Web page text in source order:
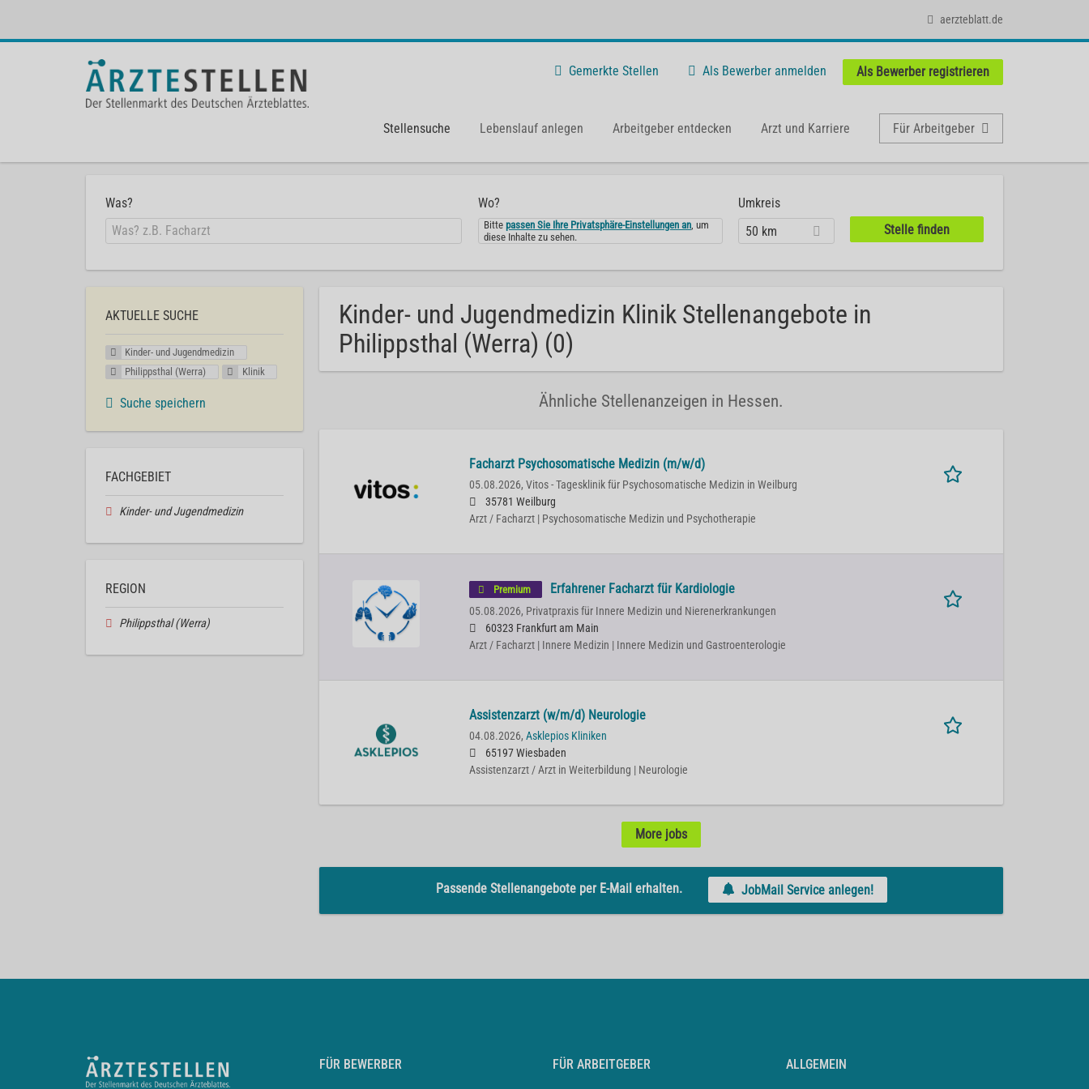
aerzteblatt.de
Gemerkte Stellen Als Bewerber anmelden Als Bewerber registrieren
Stellensuche Lebenslauf anlegen Arbeitgeber entdecken Arzt und Karriere Für Arbeitgeber
Was? Wo?
Bittepassen Sie Ihre Privatsphäre-Einstellungen an, um
diese Inhalte zu sehen.
Umkreis
50 km
Kinder- und Jugendmedizin Klinik Stellenangebote in
Philippsthal (Werra) (0)
Ähnliche Stellenanzeigen in Hessen.
Facharzt Psychosomatische Medizin (m/w/d)
05.08.2026, Vitos - Tagesklinik für Psychosomatische Medizin in Weilburg
35781 Weilburg
Arzt / Facharzt | Psychosomatische Medizin und Psychotherapie
Premium Erfahrener Facharzt für Kardiologie
05.08.2026, Privatpraxis für Innere Medizin und Nierenerkrankungen
60323 Frankfurt am Main
Arzt / Facharzt | Innere Medizin | Innere Medizin und Gastroenterologie
Assistenzarzt (w/m/d) Neurologie
04.08.2026, Asklepios Kliniken
65197 Wiesbaden
Assistenzarzt / Arzt in Weiterbildung | Neurologie
More jobs
Passende Stellenangebote per E-Mail erhalten. JobMail Service anlegen!
AKTUELLE SUCHE
Kinder- und Jugendmedizin
Philippsthal (Werra)
Klinik
Suche speichern
FACHGEBIET
Kinder- und Jugendmedizin
REGION
Philippsthal (Werra)
FÜR BEWERBER FÜR ARBEITGEBER ALLGEMEIN